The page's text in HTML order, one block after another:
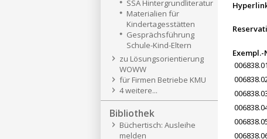
SSA Hintergrundliteratur
Materialien für
Kindertagesstätten
Gesprächsführung
Schule-Kind-Eltern
zu Lösungsorientierung
WOWW
für Firmen Betriebe KMU
4 weitere...
Bibliothek
Büchertisch: Ausleihe
melden
Exempl.-
006838.01